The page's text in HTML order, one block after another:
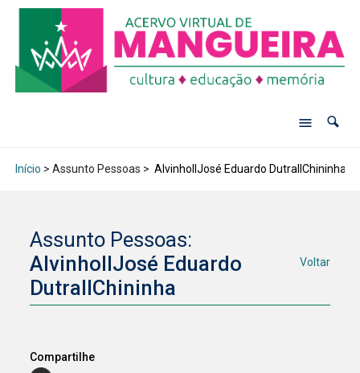
Início > Assunto Pessoas > AlvinhoIIJosé Eduardo DutraIIChininha
Assunto Pessoas:
AlvinhoIIJosé Eduardo
DutraIIChininha
Voltar
Compartilhe